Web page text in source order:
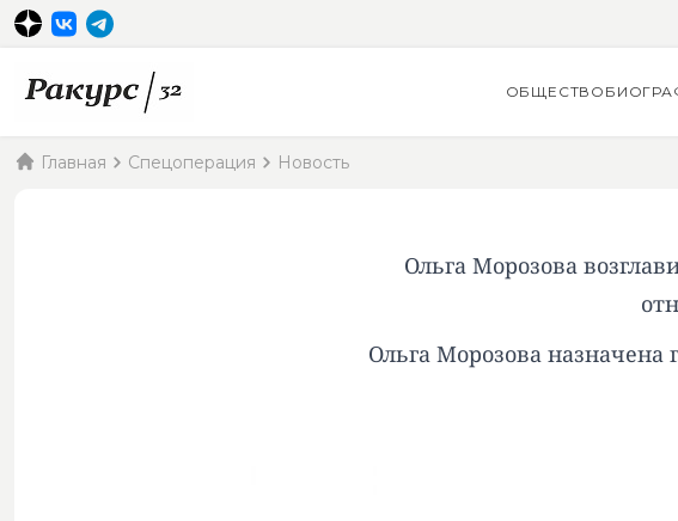
ОБЩЕСТВО
Главная Спецоперация Новость
Ольга Морозова
Ольга Морозова